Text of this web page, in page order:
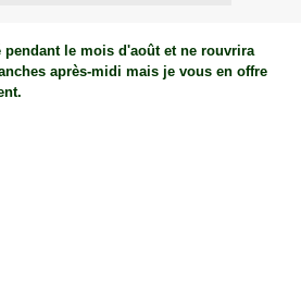
le mois d'août et ne rouvrira
après-midi mais je vous en offre